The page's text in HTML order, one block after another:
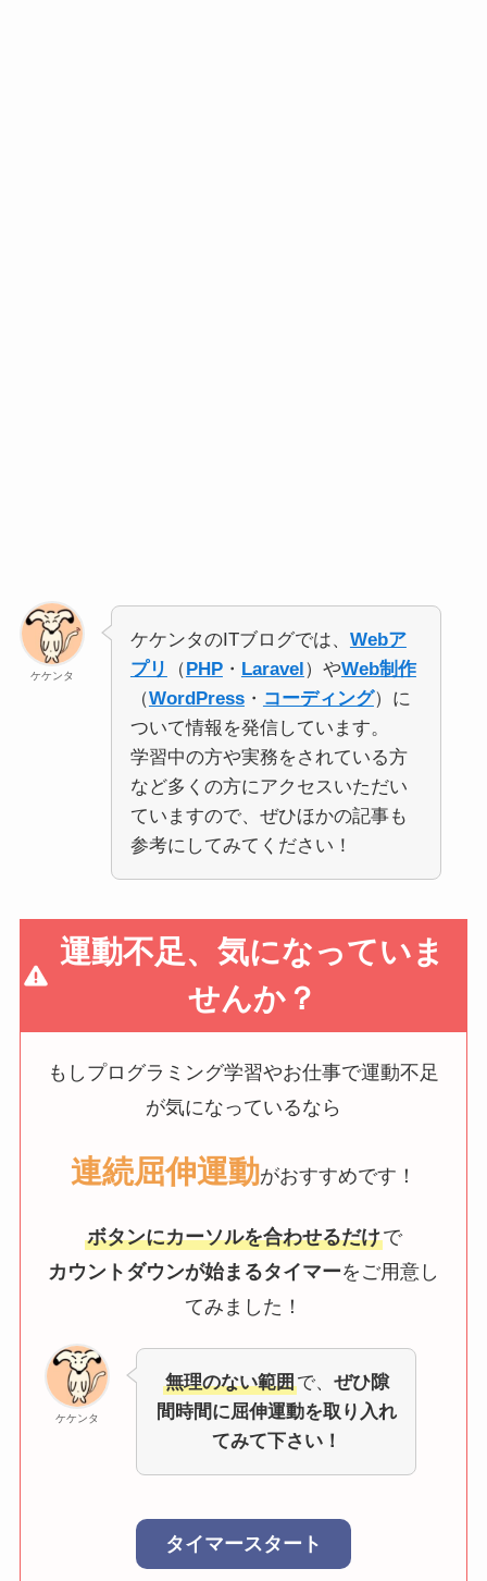
ケケンタ
ケケンタのITブログでは、 Webア
プリ
（PHP・ Laravel）やWeb制作
（WordPress・ コーディング）に
ついて情報を発信しています。
学習中の方や実務をされている方
など多くの方にアクセスいただい
ていますので、ぜひほかの記事も
参考にしてみてください！
運動不足、気になっていま
せんか？
もしプログラミング学習やお仕事で運動不足
が気になっているなら
連続屈伸運動がおすすめです！
ボタンにカーソルを合わせるだけで
カウントダウンが始まるタイマーをご用意し
てみました！
ケケンタ
無理のない範囲で、 ぜひ隙
間時間に屈伸運動を取り入れ
てみて下さい！
タイマースタート